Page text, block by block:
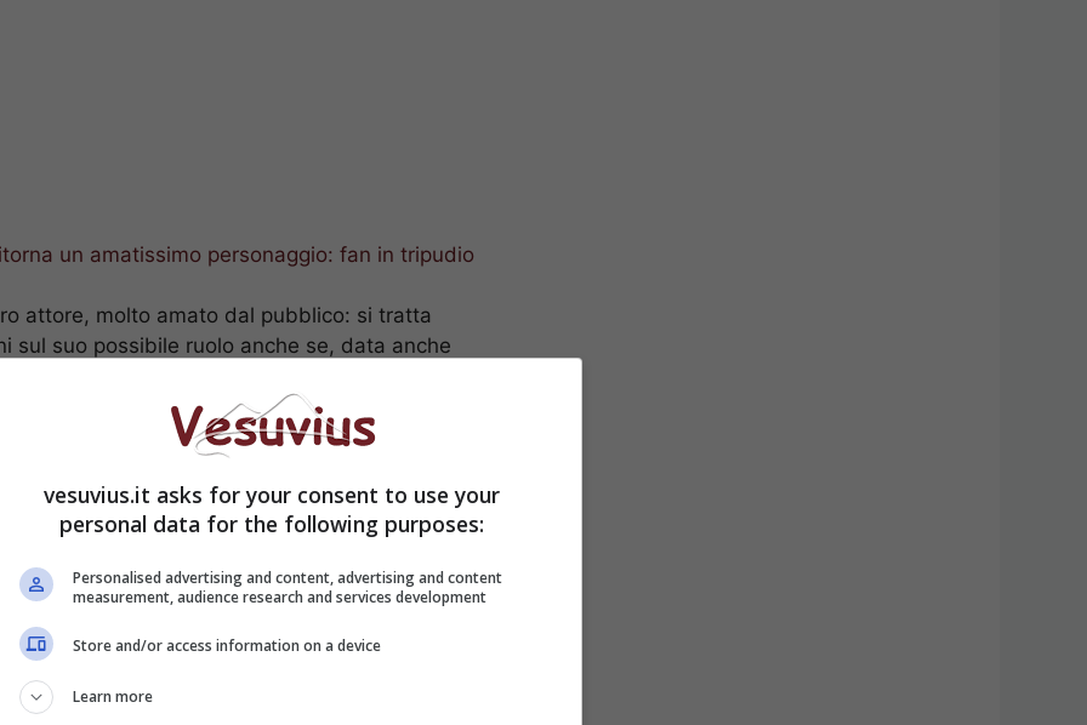
un amatissimo personaggio: fan in tripudio
attore, molto amato dal pubblico: si tratta
sul suo possibile ruolo anche se, data anche
proprio dalla tv pubblica.
Ezio costretto ad
vesuvius.it asks for your consent to use your
personal data for the following purposes:
Personalised advertising and content, advertising and content
measurement, audience research and services development
Store and/or access information on a device
Learn more